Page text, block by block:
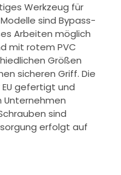
Werkzeug für
sind Bypass-
Arbeiten möglich
mit rotem PVC
Größen
sicheren Griff. Die
gefertigt und
Unternehmen
sind
erfolgt auf